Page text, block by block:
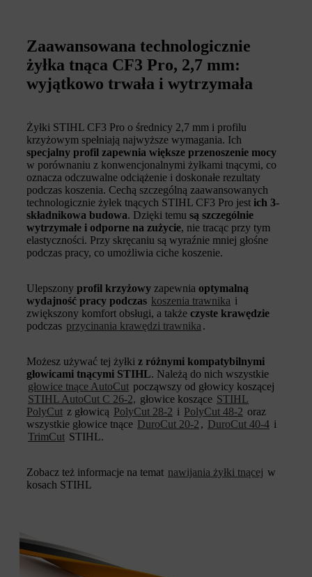
Zaawansowana technologicznie
żyłka tnąca CF3 Pro, 2,7 mm:
wyjątkowo trwała i wytrzymała
Żyłki STIHL CF3 Pro o średnicy 2,7 mm i profilu
krzyżowym spełniają najwyższe wymagania. Ich
specjalny profil zapewnia większe przenoszenie mocy
w porównaniu z konwencjonalnymi żyłkami tnącymi, co
oznacza odczuwalne odciążenie i doskonałe rezultaty
podczas koszenia. Cechą szczególną zaawansowanych
technologicznie żyłek tnących STIHL CF3 Pro jest ich 3-
składnikowa budowa. Dzięki temu są szczególnie
wytrzymałe i odporne na zużycie, nie tracąc przy tym
elastyczności. Przy skręcaniu są wyraźnie mniej głośne
podczas pracy, co umożliwia ciche koszenie.
Ulepszony profil krzyżowy zapewnia optymalną
wydajność pracy podczas koszenia trawnika i
zwiększony komfort obsługi, a także czyste krawędzie
podczas przycinania krawędzi trawnika .
Możesz używać tej żyłki z różnymi kompatybilnymi
głowicami tnącymi STIHL. Należą do nich wszystkie
głowice tnące AutoCut począwszy od głowicy koszącej
STIHL AutoCut C 26-2, głowice koszące STIHL
PolyCut z głowicą PolyCut 28-2 i PolyCut 48-2 oraz
wszystkie głowice tnące DuroCut 20-2 , DuroCut 40-4 i
TrimCut STIHL.
Zobacz też informacje na temat nawijania żyłki tnącej w
kosach STIHL